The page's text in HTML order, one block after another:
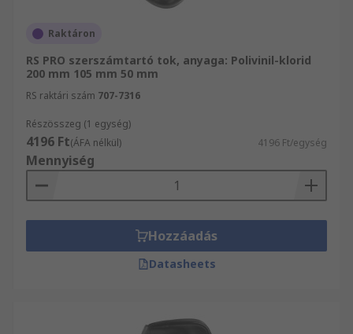
Raktáron
RS PRO szerszámtartó tok, anyaga: Polivinil-klorid
200 mm 105 mm 50 mm
RS raktári szám 707-7316
Részösszeg (1 egység)
4196 Ft(ÁFA nélkül) 4196 Ft/egység
Mennyiség
Hozzáadás
Datasheets